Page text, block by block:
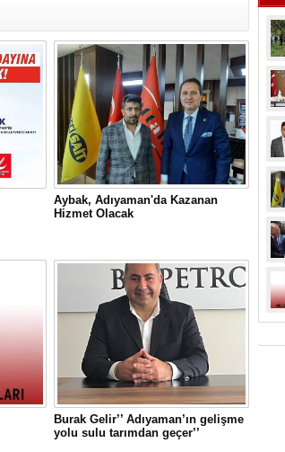
Aybak, Adıyaman'da Kazanan
Hizmet Olacak
Burak Gelir’’ Adıyaman’ın gelişme
yolu sulu tarımdan geçer’’